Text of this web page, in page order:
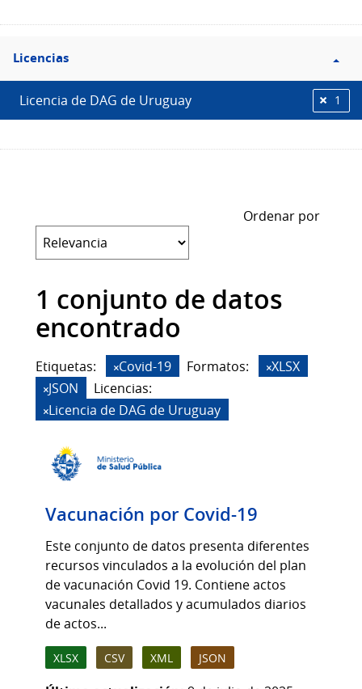
Filtro
Licencias
Licencias
Licencia de DAG de Uruguay 1
Ordenar por
1 conjunto de datos
encontrado
Etiquetas: Covid-19 Formatos:
XLSX
JSON
Licencias:
Licencia de DAG de Uruguay
Vacunación por Covid-19
Este conjunto de datos presenta diferentes
recursos vinculados a la evolución del plan
de vacunación Covid 19. Contiene actos
vacunales detallados y acumulados diarios
de actos...
XLSX CSV XML JSON